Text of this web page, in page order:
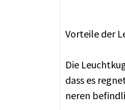
Vorteile der
Die
dass es
ne­ren